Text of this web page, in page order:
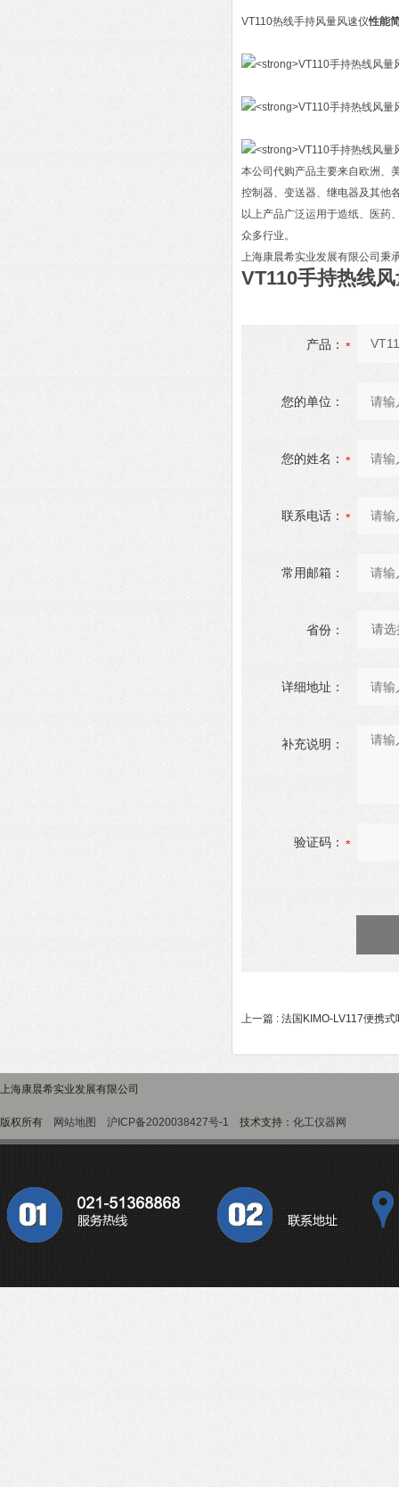
VT110热线手持风量风速仪性能
本公司代购产品主要来自欧洲、
控制器、变送器、继电器及其他
以上产品广泛运用于造纸、医药
众多行业。
上海康晨希实业发展有限公司秉
VT110手持热线
产品：
您的单位：
您的姓名：
联系电话：
常用邮箱：
省份：
详细地址：
补充说明：
验证码：
上一篇 : 法国KIMO-LV117便携式
上海康晨希实业发展有限公司
版权所有 网站地图 沪ICP备2020038427号-1 技术支持： 化工仪器网